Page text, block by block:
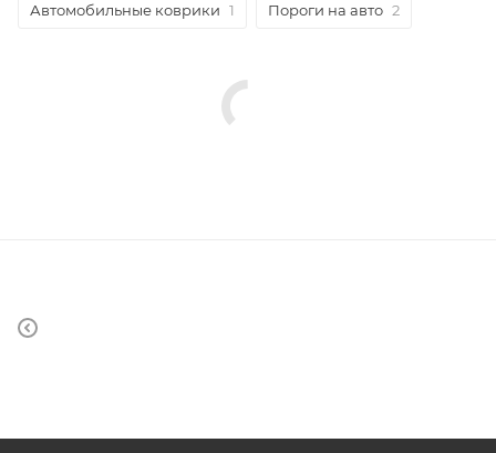
Автомобильные коврики 1 Пороги на авто 2